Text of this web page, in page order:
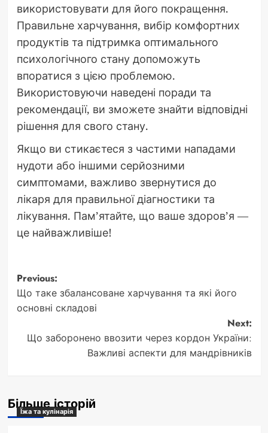
використовувати для його покращення.
Правильне харчування, вибір комфортних
продуктів та підтримка оптимального
психологічного стану допоможуть
впоратися з цією проблемою.
Використовуючи наведені поради та
рекомендації, ви зможете знайти відповідні
рішення для свого стану.
Якщо ви стикаєтеся з частими нападами
нудоти або іншими серйозними
симптомами, важливо звернутися до
лікаря для правильної діагностики та
лікування. Пам’ятайте, що ваше здоров’я —
це найважливіше!
Post
navigation
Previous:
Що таке збалансоване харчування та які його
основні складові
Next:
Що заборонено ввозити через кордон України:
Важливі аспекти для мандрівників
Більше історій
Їжа та кулінарія